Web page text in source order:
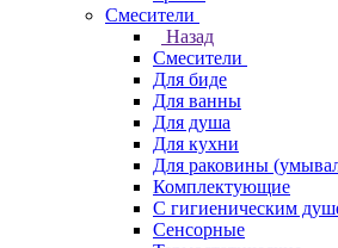
Смесители
Назад
Смесители
Для биде
Для ванны
Для душа
Для кухни
Для раковины
Комплектующие
С гигиеническим
Сенсорные